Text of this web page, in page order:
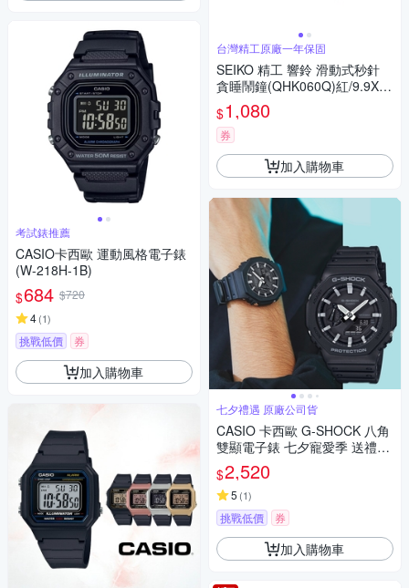
考試錶推薦
CASIO卡西歐 運動風格電子錶
(W-218H-1B)
$684 $720
4(1)
挑戰低價 券
加入購物車
台灣精工原廠一年保固
SEIKO 精工 響鈴 滑動式秒針
貪睡鬧鐘(QHK060Q)紅/9.9X8.
4cm
$1,080
券
加入購物車
七夕禮遇 原廠公司貨
CASIO 卡西歐 G-SHOCK 八角
雙顯電子錶 七夕寵愛季 送禮推
薦 GA-2100-1A
$2,520
5 (1)
挑戰低價 券
加入購物車